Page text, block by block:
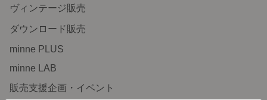
ヴィンテージ販売
ダウンロード販売
minne PLUS
minne LAB
販売支援企画・イベント